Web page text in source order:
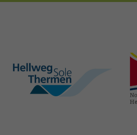
hellweg-sole-
thermen.de